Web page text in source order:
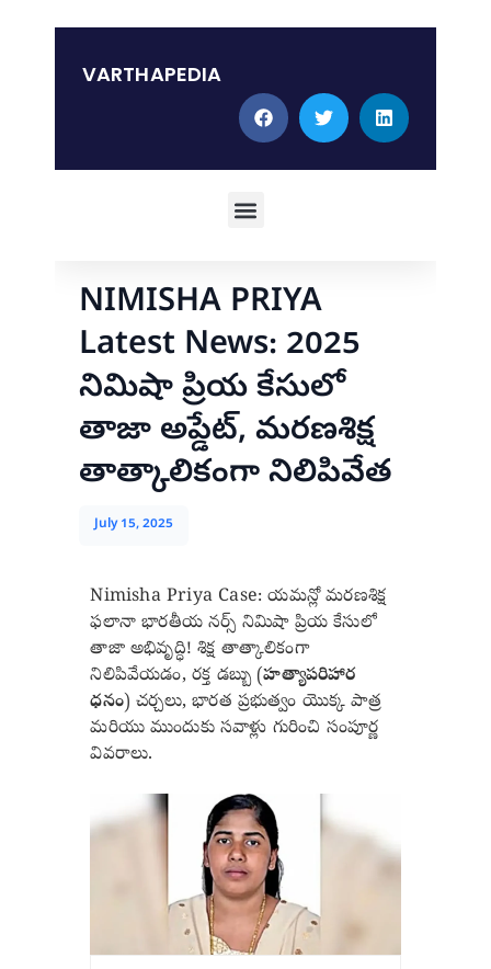
content
VARTHAPEDIA
Menu
NIMISHA PRIYA
Latest News: 2025
నిమిషా ప్రియ కేసులో
తాజా అప్డేట్, మరణశిక్ష
తాత్కాలికంగా నిలిపివేత
July 15, 2025
Nimisha Priya Case: యమన్లో మరణశిక్ష
ఫలానా భారతీయ నర్స్ నిమిషా ప్రియ కేసులో
తాజా అభివృద్ధి! శిక్ష తాత్కాలికంగా
నిలిపివేయడం, రక్త డబ్బు (హత్యాపరిహార
ధనం) చర్చలు, భారత ప్రభుత్వం యొక్క పాత్ర
మరియు ముందుకు సవాళ్లు గురించి సంపూర్ణ
వివరాలు.